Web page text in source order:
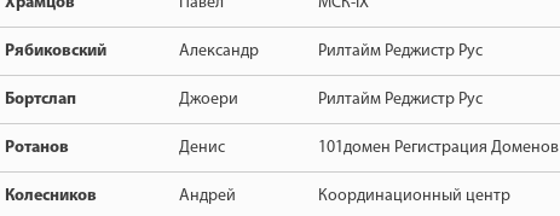
Рябиковский Александр Рилтайм Реджистр Рус
Бортслап Джоери Рилтайм Реджистр Рус
Ротанов Денис 101домен Регистрация Доменов
Колесников Андрей
Координационный центр